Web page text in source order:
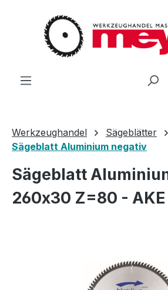
Zum Hauptinhalt springen
Werkzeughandel
Sägeblätter
Sägeblatt Aluminium negativ
Sägeblatt
260x30 Z=80 -